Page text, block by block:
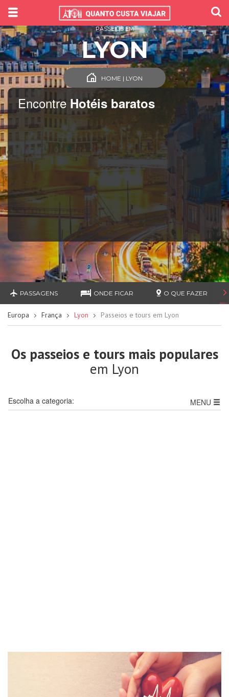
Encontre Hotéis baratos
PASSEIOS EM
LYON
HOME | LYON
PASSAGENS ONDE FICAR O QUE FAZER
Europa França Lyon Passeios e tours em Lyon
Os passeios e tours mais populares
em Lyon
MENU
Escolha a categoria: